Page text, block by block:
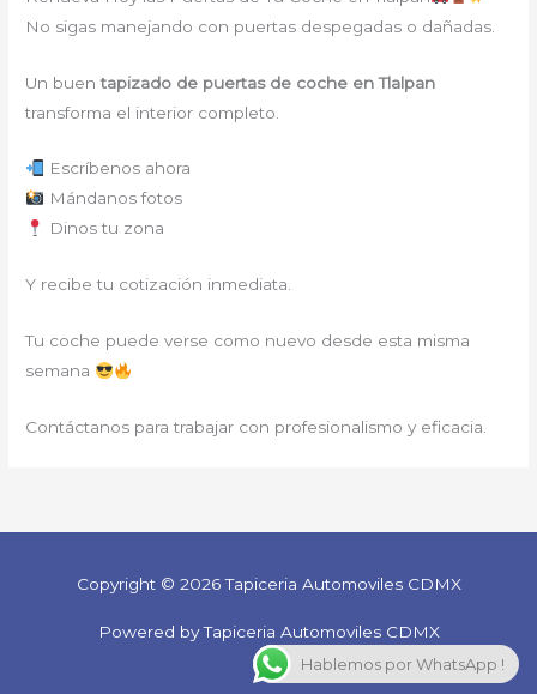
No sigas manejando con puertas despegadas o dañadas.
Un buentapizado de puertas de coche en Tlalpan
transforma el interior completo.
Escríbenos ahora
Mándanos fotos
Dinos tu zona
Y recibe tu cotización inmediata.
Tu coche puede verse como nuevo desde esta misma
semana
Contáctanos para trabajar con profesionalismo y eficacia.
Copyright © 2026 Tapiceria Automoviles CDMX
Powered by Tapiceria Automoviles CDMX
Hablemos por WhatsApp !